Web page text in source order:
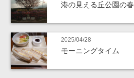
港の見える丘公園の春
2025/04/28
モーニングタイム